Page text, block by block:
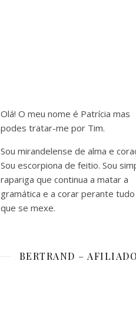
Olá! O meu nome é Patrícia mas
podes tratar-me por Tim.
Sou mirandelense de alma e
Sou escorpiona de feitio. Sou
rapariga que continua a matar a
gramática e a corar perante
que se mexe.
BERTRAND – AFILIADO